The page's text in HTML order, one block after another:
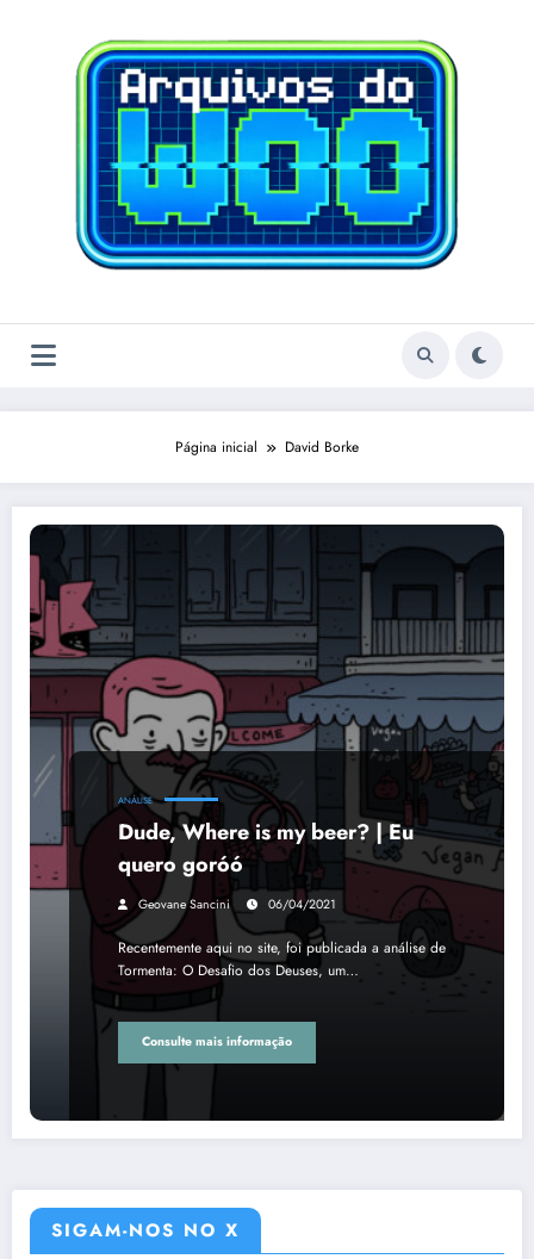
Página inicial David Borke
ANÁLISE
Dude, Where is my beer? | Eu
quero goróó
Geovane Sancini 06/04/2021
Recentemente aqui no site, foi publicada a análise de
Tormenta: O Desafio dos Deuses, um…
Consulte mais informação
SIGAM-NOS NO X